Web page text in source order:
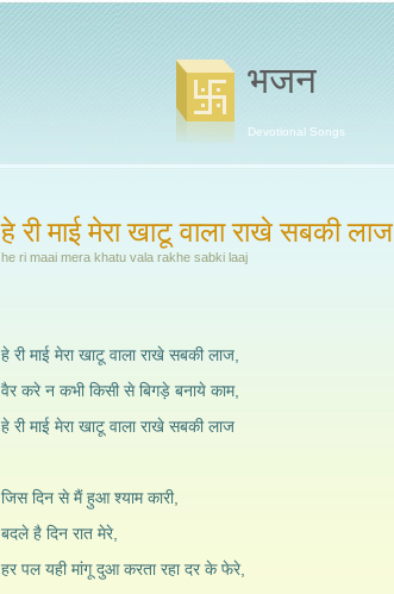
भजन
Devotional Songs
हे री माई मेरा खाटू वाला राखे सबकी लाज
he ri maai mera khatu vala rakhe sabki laaj
हे री माई मेरा खाटू वाला राखे सबकी लाज,
वैर करे न कभी किसी से बिगड़े बनाये काम,
हे री माई मेरा खाटू वाला राखे सबकी लाज
जिस दिन से मैं हुआ श्याम कारी,
बदले है दिन रात मेरे,
हर पल यही मांगू दुआ करता रहा दर के फेरे,